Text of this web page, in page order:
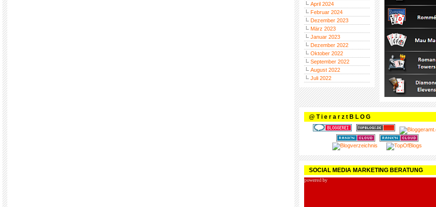
April 2024
Februar 2024
Dezember 2023
März 2023
Januar 2023
Dezember 2022
Oktober 2022
September 2022
August 2022
Juli 2022
@ T i e r a r z t B L O G
SOCIAL MEDIA MARKETING BERATUNG